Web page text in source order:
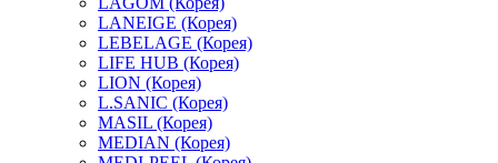
LANEIGE (Корея)
LEBELAGE (Корея)
LIFE HUB (Корея)
LION (Корея)
L.SANIC (Корея)
MASIL (Корея)
MEDIAN (Корея)